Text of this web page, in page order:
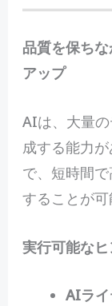
品質を保ち
アップ
AIは、大量
成する能力
で、短時間
することが可
実行可能なヒ
AIラ